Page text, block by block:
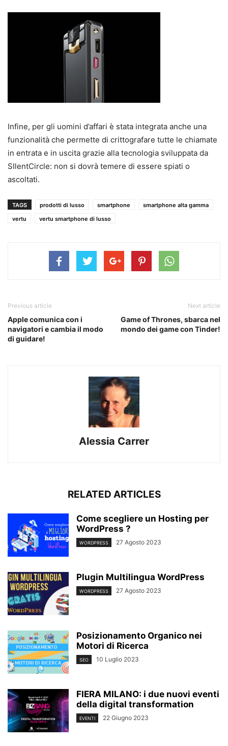
Infine, per gli uomini d’affari è stata integrata anche una
funzionalità che permette di crittografare tutte le chiamate
in entrata e in uscita grazie alla tecnologia sviluppata da
SIlentCircle: non si dovrà temere di essere spiati o
ascoltati.
TAGS prodotti di lusso smartphone
smartphone alta gamma
vertu
vertu smartphone di lusso
Previous article
Apple comunica con i
navigatori e cambia il modo
di guidare!
Next article
Game of Thrones, sbarca nel
mondo dei game con Tinder!
Alessia Carrer
RELATED ARTICLES
Come scegliere un Hosting per
WordPress ?
WORDPRESS 27 Agosto 2023
Plugin Multilingua WordPress
WORDPRESS 27 Agosto 2023
Posizionamento Organico nei
Motori di Ricerca
SEO 10 Luglio 2023
FIERA MILANO: i due nuovi eventi
della digital transformation
EVENTI 22 Giugno 2023